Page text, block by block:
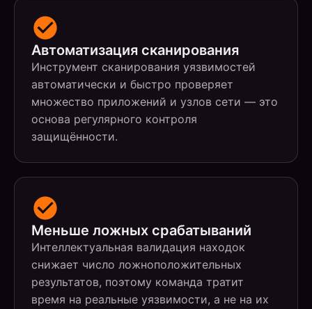
Автоматизация сканирования
Инструмент сканирования уязвимостей
автоматически и быстро проверяет
множество приложений и узлов сети — это
основа регулярного контроля
защищённости.
Меньше ложных срабатываний
Интеллектуальная валидация находок
снижает число ложноположительных
результатов, поэтому команда тратит
время на реальные уязвимости, а не на их